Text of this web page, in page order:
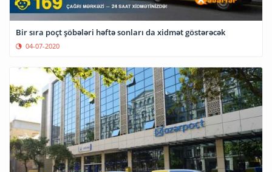
Bir sıra poçt şöbələri həftə sonları da xidmət göstərəcək
04-07-2020